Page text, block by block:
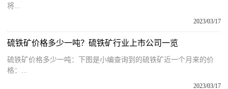
将...
2023/03/17
硫铁矿价格多少一吨？硫铁矿行业上市公司一览
硫铁矿价格多少一吨：下图是小编查询到的硫铁矿近一个月来的价
格：...
2023/03/17